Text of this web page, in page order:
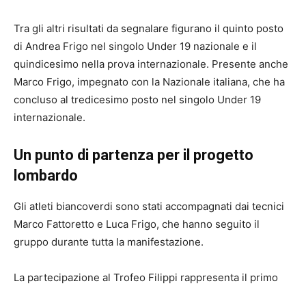
Tra gli altri risultati da segnalare figurano il quinto posto
di Andrea Frigo nel singolo Under 19 nazionale e il
quindicesimo nella prova internazionale. Presente anche
Marco Frigo, impegnato con la Nazionale italiana, che ha
concluso al tredicesimo posto nel singolo Under 19
internazionale.
Un punto di partenza per il progetto
lombardo
Gli atleti biancoverdi sono stati accompagnati dai tecnici
Marco Fattoretto e Luca Frigo, che hanno seguito il
gruppo durante tutta la manifestazione.
La partecipazione al Trofeo Filippi rappresenta il primo